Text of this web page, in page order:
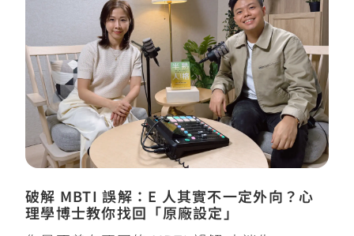
破解 MBTI 誤解：E 人其實不一定外向？心
理學博士教你找回「原廠設定」